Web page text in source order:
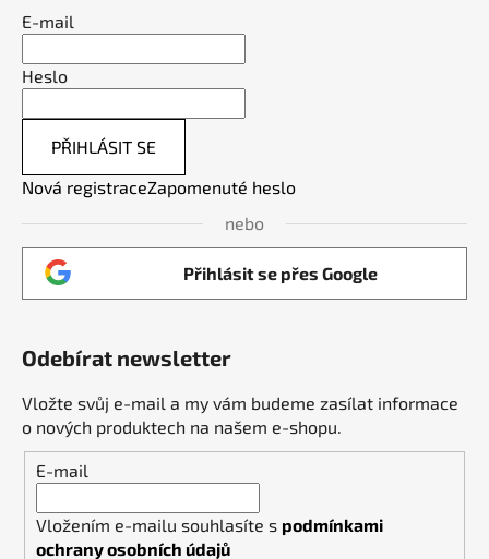
E-mail
Heslo
PŘIHLÁSIT SE
Nová registraceZapomenuté heslo
nebo
Přihlásit se přes Google
Odebírat newsletter
Vložte svůj e-mail a my vám budeme zasílat informace
o nových produktech na našem e-shopu.
E-mail
Vložením e-mailu souhlasíte s podmínkami
ochrany osobních údajů